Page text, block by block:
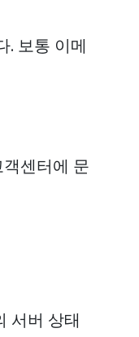
. 보통 이메
센터에 문
서버 상태